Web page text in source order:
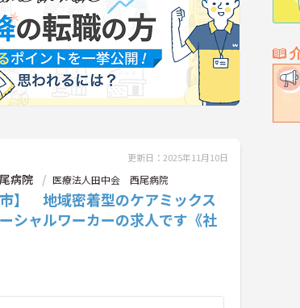
更新日：2025年11月10日
病院 医療法人田中会 西尾病院
市】 地域密着型のケアミックス
シャルワーカーの求人です《社